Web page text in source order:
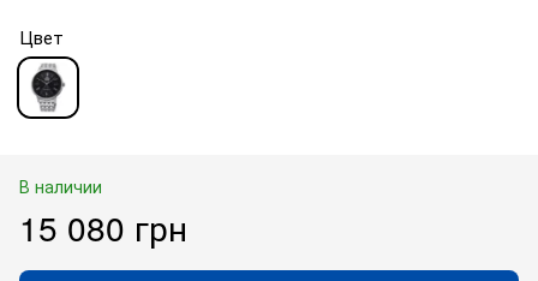
Цвет
В наличии
15 080 грн